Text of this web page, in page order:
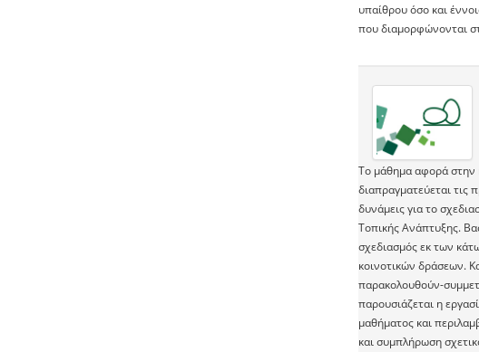
υπαίθρου όσο και
που διαμορφώνονται
Το μάθημα αφορά στην
διαπραγματεύεται τις
δυνάμεις για το
Τοπικής Ανάπτυξης.
σχεδιασμός εκ των
κοινοτικών δράσεων.
παρακολουθούν-
παρουσιάζεται η
μαθήματος και
και συμπλήρωση